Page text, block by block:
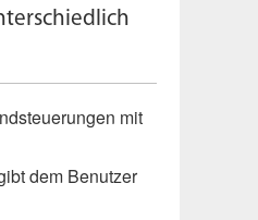
mit
dem Benutzer